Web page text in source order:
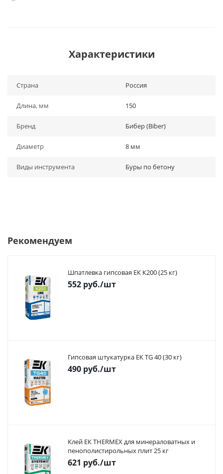
Характеристики
Страна Россия
Длина, мм 150
Бренд Бибер (Biber)
Диаметр 8 мм
Виды инструмента Буры по бетону
Рекомендуем
Шпатлевка гипсовая ЕК К200 (25 кг)
552 руб./шт
Гипсовая штукатурка ЕК TG 40 (30 кг)
490 руб./шт
Клей ЕК THERMEX для минераловатных и
пенополистирольных плит 25 кг
621 руб./шт